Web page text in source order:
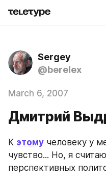
Sergey
@berelex
March 6, 2007
Дмитрий
К этому человеку у
чувство... Но, я
перспективных